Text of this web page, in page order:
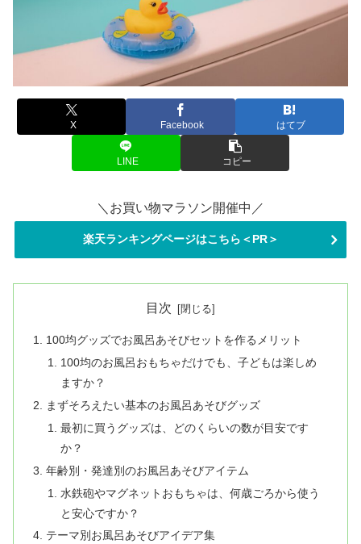
X Facebook はてブ
LINE コピー
＼お買い物マラソン開催中／
楽天ランキングページはこちら＜PR＞
目次
100均グッズでお風呂あそびセットを作るメリット
100均のお風呂おもちゃだけでも、子どもは楽しめ
ますか？
まずそろえたい基本のお風呂あそびグッズ
最初に買うグッズは、どのくらいの数が目安です
か？
年齢別・発達別のお風呂あそびアイテム
水鉄砲やマグネットおもちゃは、何歳ごろから使う
と安心ですか？
テーマ別お風呂あそびアイデア集